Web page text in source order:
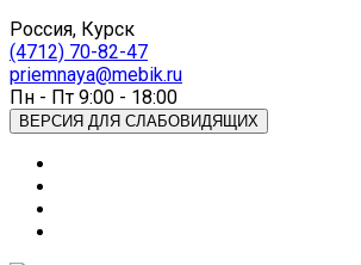
Россия, Курск
(4712) 70-82-47
priemnaya@mebik.ru
Пн - Пт 9:00 - 18:00
ВЕРСИЯ ДЛЯ СЛАБОВИДЯЩИХ